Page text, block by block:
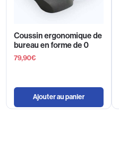
Coussin ergonomique de
bureau en forme de 0
79,90€
Ajouter au panier